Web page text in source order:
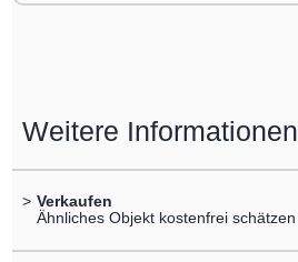
Weitere Informationen
> Verkaufen
Ähnliches Objekt kostenfrei